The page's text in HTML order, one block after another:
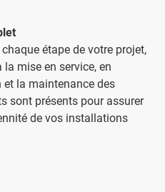
étape de votre projet,
mise en service, en
et la maintenance des
sont présents pour assurer
de vos installations